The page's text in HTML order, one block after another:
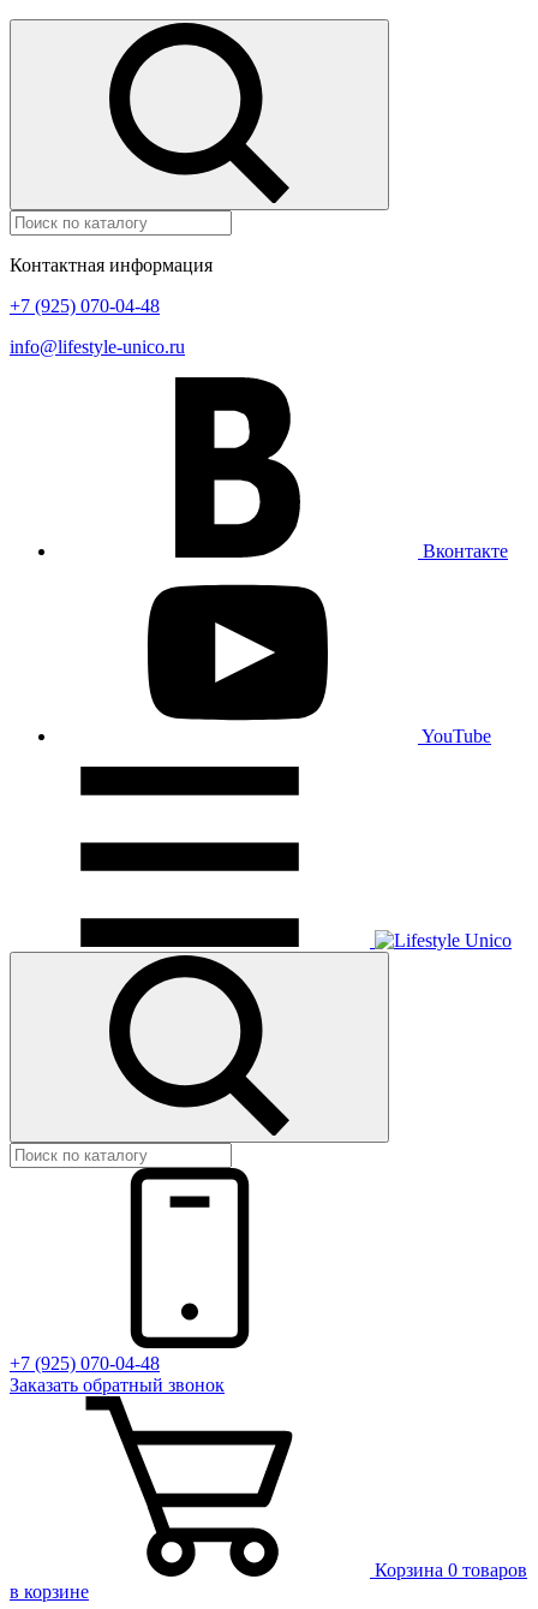
Контактная информация
+7 (925) 070-04-48
info@lifestyle-unico.ru
Вконтакте
YouTube
+7 (925) 070-04-48
Заказать обратный звонок
Корзина 0 товаров
в корзине